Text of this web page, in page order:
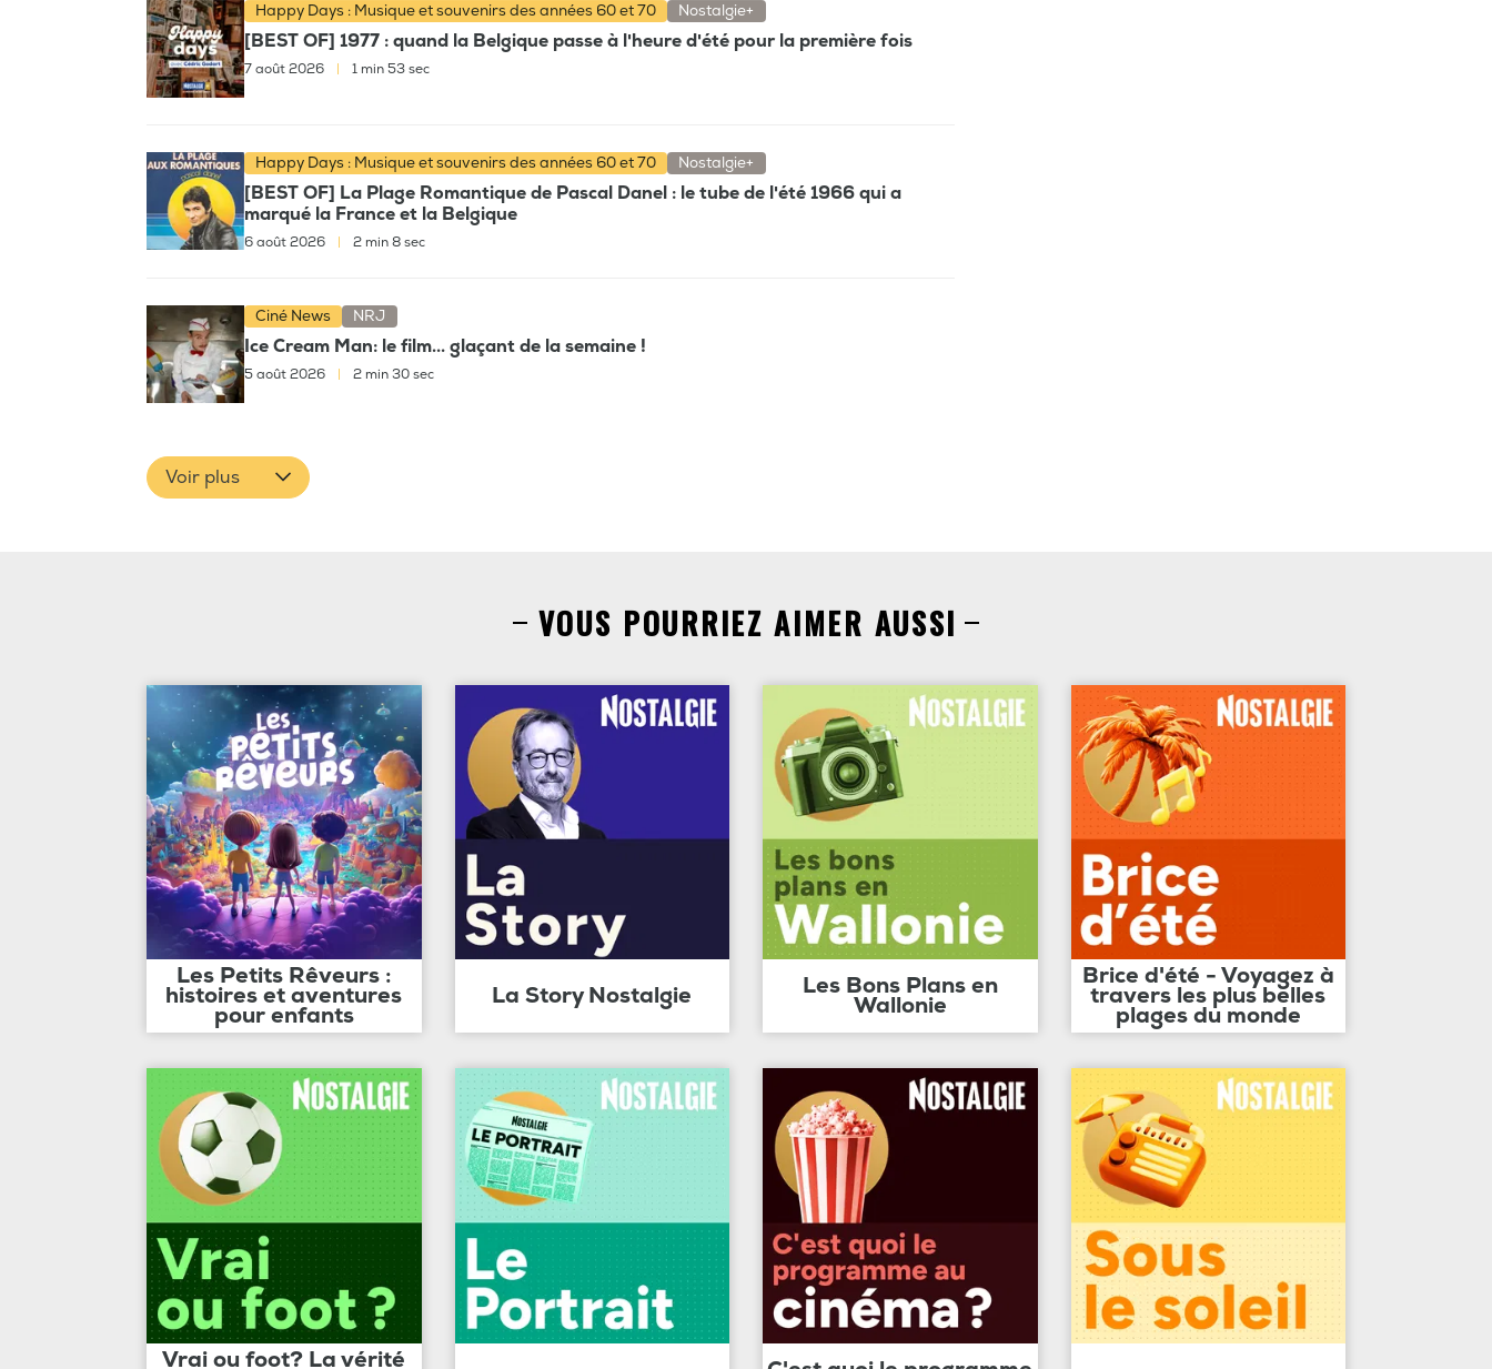
Happy Days : Musique et souvenirs des années 60 et 70 Nostalgie+
[BEST OF] 1977 : quand la Belgique passe à l'heure d'été pour la première fois
7 août 2026 1 min 53 sec
Happy Days : Musique et souvenirs des années 60 et 70 Nostalgie+
[BEST OF] La Plage Romantique de Pascal Danel : le tube de l'été 1966 qui a
marqué la France et la Belgique
6 août 2026 2 min 8 sec
Ciné News NRJ
Ice Cream Man: le film... glaçant de la semaine !
5 août 2026 | 2 min 30 sec
Voir plus
VOUS POURRIEZ AIMER AUSSI
Les Petits Rêveurs :
histoires et aventures
pour enfants
La Story Nostalgie Les Bons Plans en
Wallonie
Brice d'été - Voyagez à
travers les plus belles
plages du monde
Vrai ou foot? La vérité